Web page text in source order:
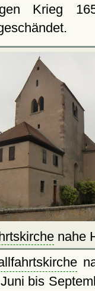
Krieg
nahe
bis